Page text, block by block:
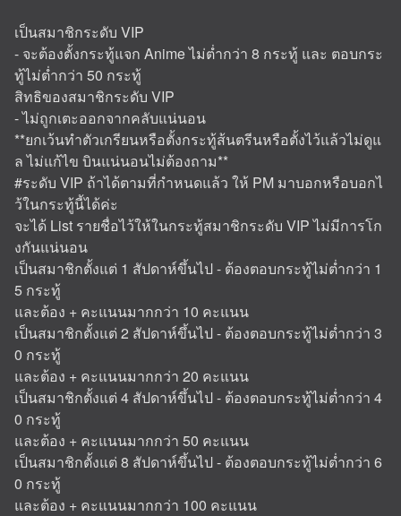
เป็นสมาชิกระดับ VIP
- จะต้องตั้งกระทู้แจก Anime ไม่ต่ำกว่า 8 กระทู้ และ ตอบกระ
ทู้ไม่ต่ำกว่า 50 กระทู้
สิทธิของสมาชิกระดับ VIP
- ไม่ถูกเตะออกจากคลับแน่นอน
**ยกเว้นทำตัวเกรียนหรือตั้งกระทู้ส้นตรีนหรือตั้งไว้แล้วไม่ดูแ
ล ไม่แก้ไข บินแน่นอนไม่ต้องถาม**
#ระดับ VIP ถ้าได้ตามที่กำหนดแล้ว ให้ PM มาบอกหรือบอกไ
ว้ในกระทู้นี้ได้ค่ะ
จะได้ List รายชื่อไว้ให้ในกระทู้สมาชิกระดับ VIP ไม่มีการโก
งกันแน่นอน
เป็นสมาชิกตั้งแต่ 1 สัปดาห์ขึ้นไป - ต้องตอบกระทู้ไม่ต่ำกว่า 1
5 กระทู้
และต้อง + คะแนนมากกว่า 10 คะแนน
เป็นสมาชิกตั้งแต่ 2 สัปดาห์ขึ้นไป - ต้องตอบกระทู้ไม่ต่ำกว่า 3
0 กระทู้
และต้อง + คะแนนมากกว่า 20 คะแนน
เป็นสมาชิกตั้งแต่ 4 สัปดาห์ขึ้นไป - ต้องตอบกระทู้ไม่ต่ำกว่า 4
0 กระทู้
และต้อง + คะแนนมากกว่า 50 คะแนน
เป็นสมาชิกตั้งแต่ 8 สัปดาห์ขึ้นไป - ต้องตอบกระทู้ไม่ต่ำกว่า 6
0 กระทู้
และต้อง + คะแนนมากกว่า 100 คะแนน